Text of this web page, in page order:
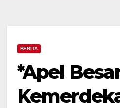
BERITA
*Apel